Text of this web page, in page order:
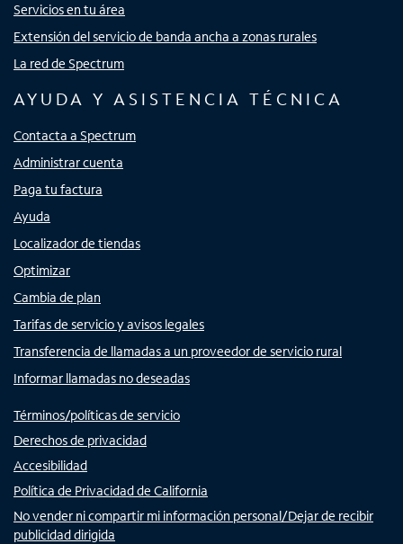
Servicios en tu área
Extensión del servicio de banda ancha a zonas rurales
La red de Spectrum
AYUDA Y ASISTENCIA TÉCNICA
Contacta a Spectrum
Administrar cuenta
Paga tu factura
Ayuda
Localizador de tiendas
Optimizar
Cambia de plan
Tarifas de servicio y avisos legales
Transferencia de llamadas a un proveedor de servicio rural
Informar llamadas no deseadas
Términos/políticas de servicio
Derechos de privacidad
Accesibilidad
Política de Privacidad de California
No vender ni compartir mi información personal/Dejar de recibir
publicidad dirigida